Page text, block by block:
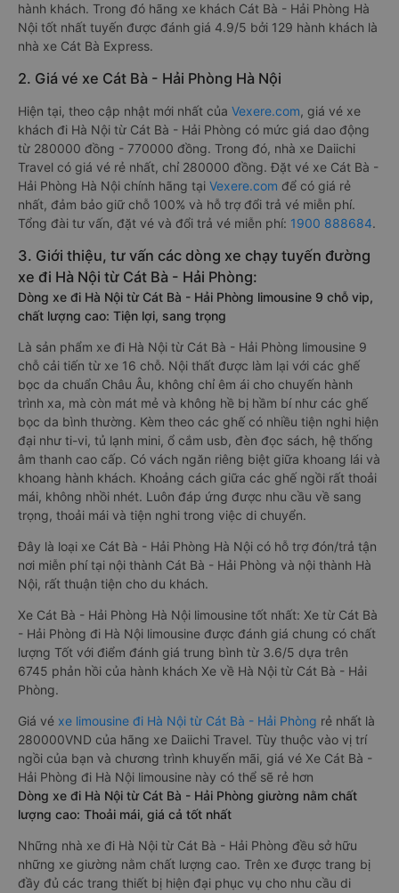
hành khách. Trong đó hãng xe khách Cát Bà - Hải Phòng Hà
Nội tốt nhất tuyến được đánh giá 4.9/5 bởi 129 hành khách là
nhà xe Cát Bà Express.
2. Giá vé xe Cát Bà - Hải Phòng Hà Nội
Hiện tại, theo cập nhật mới nhất của Vexere.com, giá vé xe
khách đi Hà Nội từ Cát Bà - Hải Phòng có mức giá dao động
từ 280000 đồng - 770000 đồng. Trong đó, nhà xe Daiichi
Travel có giá vé rẻ nhất, chỉ 280000 đồng. Đặt vé xe Cát Bà -
Hải Phòng Hà Nội chính hãng tại Vexere.com để có giá rẻ
nhất, đảm bảo giữ chỗ 100% và hỗ trợ đổi trả vé miễn phí.
Tổng đài tư vấn, đặt vé và đổi trả vé miễn phí: 1900 888684.
3. Giới thiệu, tư vấn các dòng xe chạy tuyến đường
xe đi Hà Nội từ Cát Bà - Hải Phòng:
Dòng xe đi Hà Nội từ Cát Bà - Hải Phòng limousine 9 chỗ vip,
chất lượng cao: Tiện lợi, sang trọng
Là sản phẩm xe đi Hà Nội từ Cát Bà - Hải Phòng limousine 9
chỗ cải tiến từ xe 16 chỗ. Nội thất được làm lại với các ghế
bọc da chuẩn Châu Âu, không chỉ êm ái cho chuyến hành
trình xa, mà còn mát mẻ và không hề bị hầm bí như các ghế
bọc da bình thường. Kèm theo các ghế có nhiều tiện nghi hiện
đại như ti-vi, tủ lạnh mini, ổ cắm usb, đèn đọc sách, hệ thống
âm thanh cao cấp. Có vách ngăn riêng biệt giữa khoang lái và
khoang hành khách. Khoảng cách giữa các ghế ngồi rất thoải
mái, không nhồi nhét. Luôn đáp ứng được nhu cầu về sang
trọng, thoải mái và tiện nghi trong việc di chuyển.
Đây là loại xe Cát Bà - Hải Phòng Hà Nội có hỗ trợ đón/trả tận
nơi miễn phí tại nội thành Cát Bà - Hải Phòng và nội thành Hà
Nội, rất thuận tiện cho du khách.
Xe Cát Bà - Hải Phòng Hà Nội limousine tốt nhất: Xe từ Cát Bà
- Hải Phòng đi Hà Nội limousine được đánh giá chung có chất
lượng Tốt với điểm đánh giá trung bình từ 3.6/5 dựa trên
6745 phản hồi của hành khách Xe về Hà Nội từ Cát Bà - Hải
Phòng.
Giá vé xe limousine đi Hà Nội từ Cát Bà - Hải Phòng rẻ nhất là
280000VND của hãng xe Daiichi Travel. Tùy thuộc vào vị trí
ngồi của bạn và chương trình khuyến mãi, giá vé Xe Cát Bà -
Hải Phòng đi Hà Nội limousine này có thể sẽ rẻ hơn
Dòng xe đi Hà Nội từ Cát Bà - Hải Phòng giường nằm chất
lượng cao: Thoải mái, giá cả tốt nhất
Những nhà xe đi Hà Nội từ Cát Bà - Hải Phòng đều sở hữu
những xe giường nằm chất lượng cao. Trên xe được trang bị
đầy đủ các trang thiết bị hiện đại phục vụ cho nhu cầu di